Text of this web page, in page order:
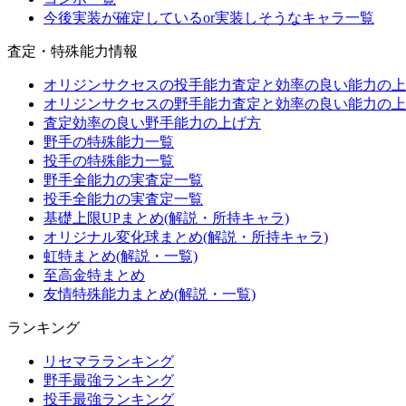
今後実装が確定しているor実装しそうなキャラ一覧
査定・特殊能力情報
オリジンサクセスの投手能力査定と効率の良い能力の
オリジンサクセスの野手能力査定と効率の良い能力の
査定効率の良い野手能力の上げ方
野手の特殊能力一覧
投手の特殊能力一覧
野手全能力の実査定一覧
投手全能力の実査定一覧
基礎上限UPまとめ(解説・所持キャラ)
オリジナル変化球まとめ(解説・所持キャラ)
虹特まとめ(解説・一覧)
至高金特まとめ
友情特殊能力まとめ(解説・一覧)
ランキング
リセマラランキング
野手最強ランキング
投手最強ランキング